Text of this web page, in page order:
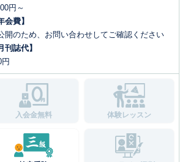
円～
会費】
開のため、お問い合わせしてご確認ください
刊誌代】
入会金無料 体験レッスン